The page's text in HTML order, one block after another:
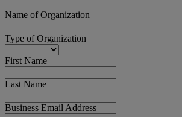
Name of Organization
Type of Organization
First Name
Last Name
Business Email Address